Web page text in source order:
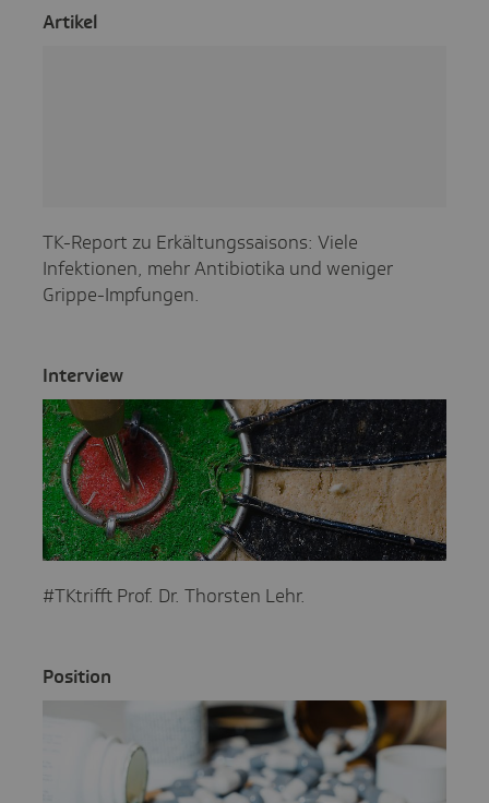
Artikel
TK-Report zu Erkältungssaisons: Viele
Infektionen, mehr Antibiotika und weniger
Grippe-Impfungen.
Inter­view
#TKtrifft Prof. Dr. Thorsten Lehr.
Posi­tion